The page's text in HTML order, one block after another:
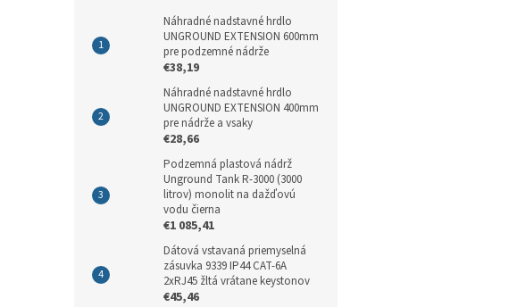
Náhradné nadstavné hrdlo
UNGROUND EXTENSION 600mm
pre podzemné nádrže
€38,19
Náhradné nadstavné hrdlo
UNGROUND EXTENSION 400mm
pre nádrže a vsaky
€28,66
Podzemná plastová nádrž
Unground Tank R-3000 (3000
litrov) monolit na dažďovú
vodu čierna
€1 085,41
Dátová vstavaná priemyselná
zásuvka 9339 IP44 CAT-6A
2xRJ45 žltá vrátane keystonov
€45,46